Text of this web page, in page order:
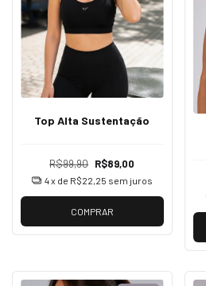
Top Alta Sustentação
R$99,90 R$89,00
4x de R$22,25 sem juros
COMPRAR